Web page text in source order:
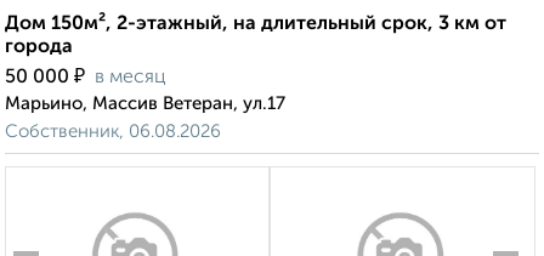
Дом 150м², 2-этажный, на длительный срок, 3 км от
города
50 000 ₽ в месяц
Марьино, Массив Ветеран, ул.17
Собственник, 06.08.2026